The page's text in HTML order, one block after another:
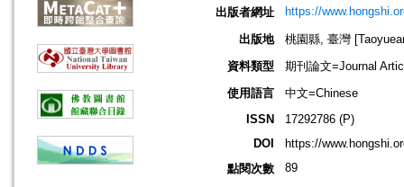
出版者網址
https://
出版地
桃園縣, 臺灣
資料類型
期刊論文=Journal
使用語言
中文=Chinese
ISSN
17292786 (P)
DOI
https://
點閱次數
89